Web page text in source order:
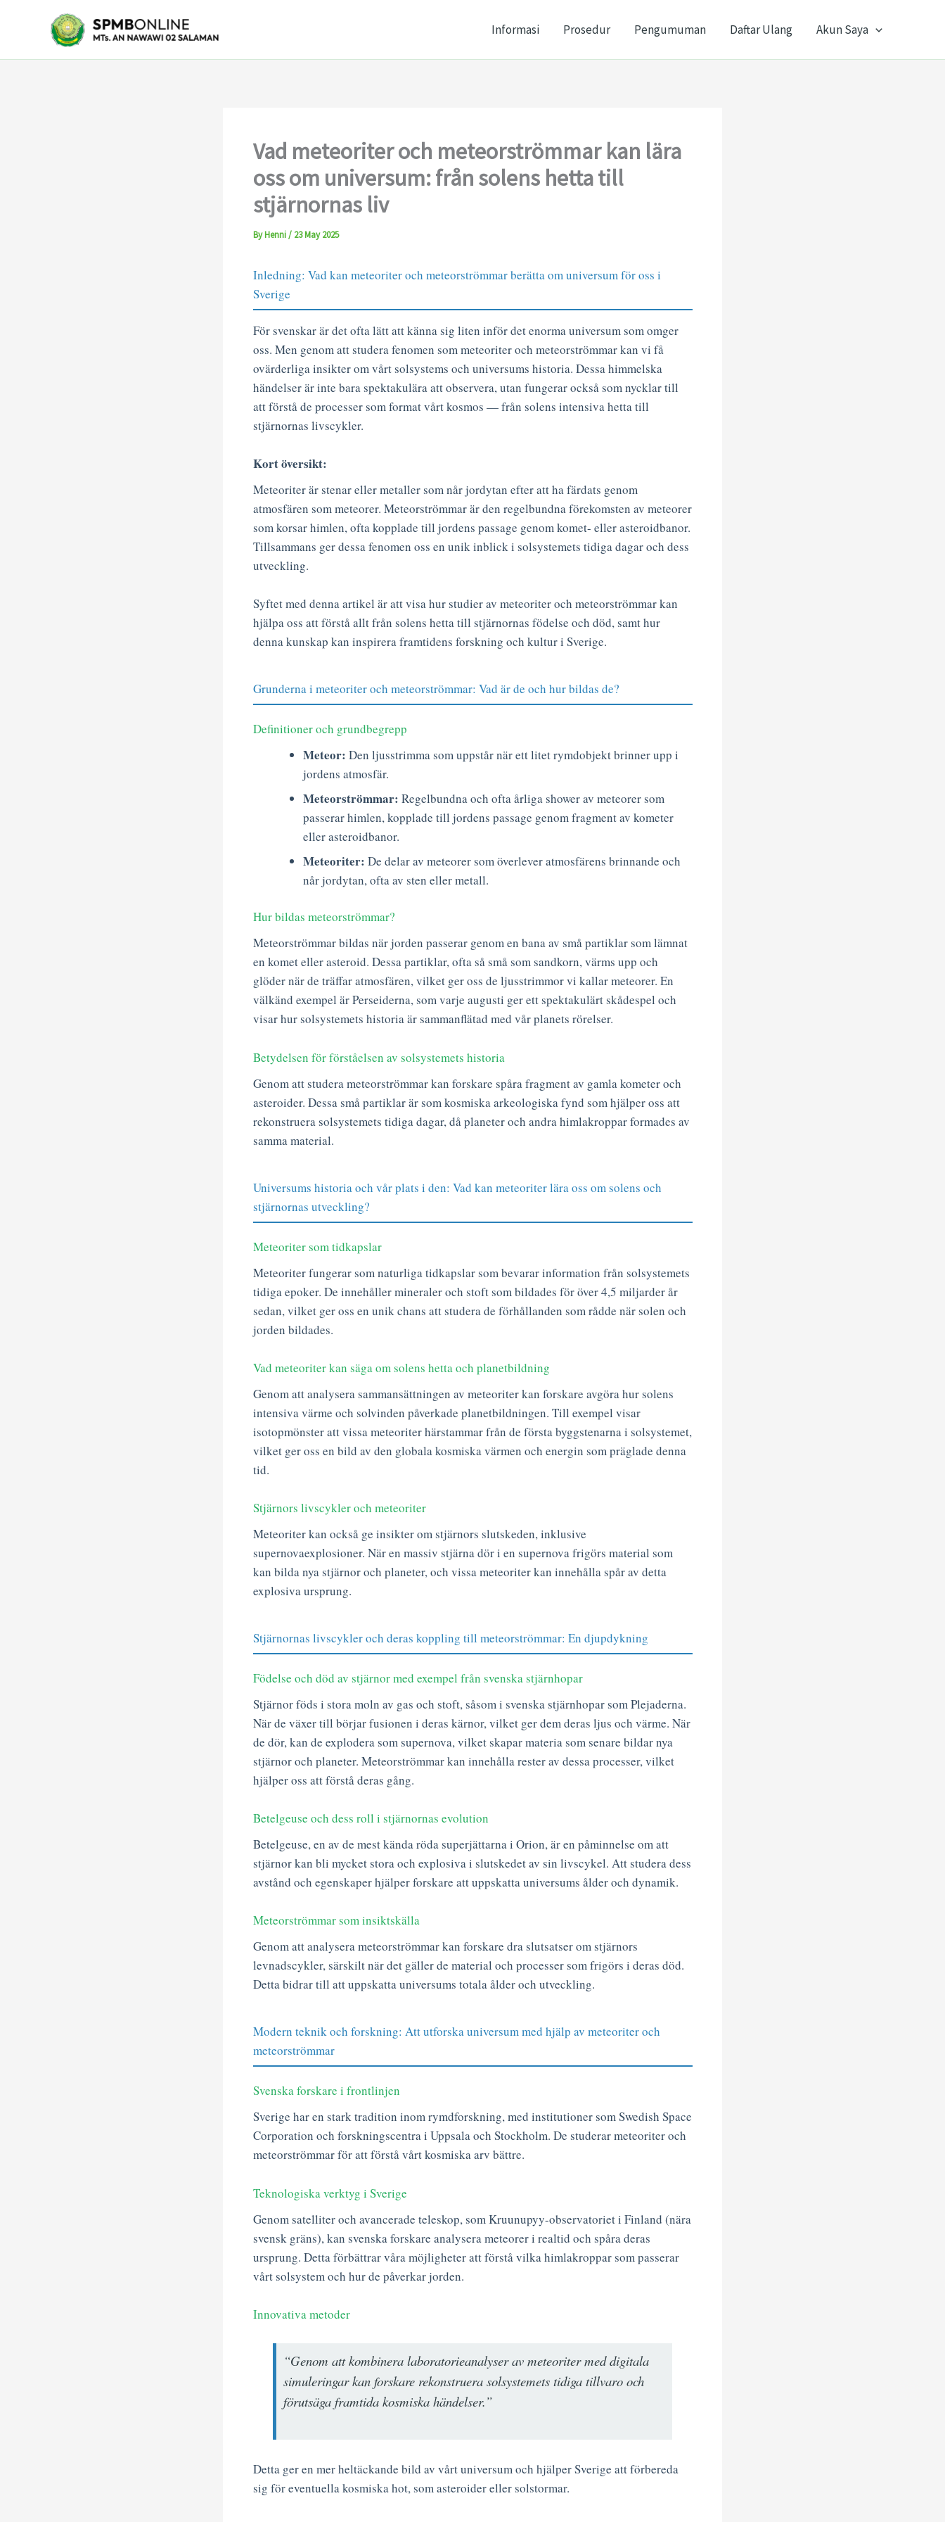
Informasi Prosedur Pengumuman Daftar Ulang Akun Saya
Vad meteoriter och meteorströmmar kan lära
oss om universum: från solens hetta till
stjärnornas liv
ByHenni/ 23 May 2025
Inledning: Vad kan meteoriter och meteorströmmar berätta om universum för oss i
Sverige
För svenskar är det ofta lätt att känna sig liten inför det enorma universum som omger
oss. Men genom att studera fenomen som meteoriter och meteorströmmar kan vi få
ovärderliga insikter om vårt solsystems och universums historia. Dessa himmelska
händelser är inte bara spektakulära att observera, utan fungerar också som nycklar till
att förstå de processer som format vårt kosmos — från solens intensiva hetta till
stjärnornas livscykler.
Kort översikt:
Meteoriter är stenar eller metaller som når jordytan efter att ha färdats genom
atmosfären som meteorer. Meteorströmmar är den regelbundna förekomsten av meteorer
som korsar himlen, ofta kopplade till jordens passage genom komet- eller asteroidbanor.
Tillsammans ger dessa fenomen oss en unik inblick i solsystemets tidiga dagar och dess
utveckling.
Syftet med denna artikel är att visa hur studier av meteoriter och meteorströmmar kan
hjälpa oss att förstå allt från solens hetta till stjärnornas födelse och död, samt hur
denna kunskap kan inspirera framtidens forskning och kultur i Sverige.
Grunderna i meteoriter och meteorströmmar: Vad är de och hur bildas de?
Definitioner och grundbegrepp
Meteor: Den ljusstrimma som uppstår när ett litet rymdobjekt brinner upp i
jordens atmosfär.
Meteorströmmar: Regelbundna och ofta årliga shower av meteorer som
passerar himlen, kopplade till jordens passage genom fragment av kometer
eller asteroidbanor.
Meteoriter: De delar av meteorer som överlever atmosfärens brinnande och
når jordytan, ofta av sten eller metall.
Hur bildas meteorströmmar?
Meteorströmmar bildas när jorden passerar genom en bana av små partiklar som lämnat
en komet eller asteroid. Dessa partiklar, ofta så små som sandkorn, värms upp och
glöder när de träffar atmosfären, vilket ger oss de ljusstrimmor vi kallar meteorer. En
välkänd exempel är Perseiderna, som varje augusti ger ett spektakulärt skådespel och
visar hur solsystemets historia är sammanflätad med vår planets rörelser.
Betydelsen för förståelsen av solsystemets historia
Genom att studera meteorströmmar kan forskare spåra fragment av gamla kometer och
asteroider. Dessa små partiklar är som kosmiska arkeologiska fynd som hjälper oss att
rekonstruera solsystemets tidiga dagar, då planeter och andra himlakroppar formades av
samma material.
Universums historia och vår plats i den: Vad kan meteoriter lära oss om solens och
stjärnornas utveckling?
Meteoriter som tidkapslar
Meteoriter fungerar som naturliga tidkapslar som bevarar information från solsystemets
tidiga epoker. De innehåller mineraler och stoft som bildades för över 4,5 miljarder år
sedan, vilket ger oss en unik chans att studera de förhållanden som rådde när solen och
jorden bildades.
Vad meteoriter kan säga om solens hetta och planetbildning
Genom att analysera sammansättningen av meteoriter kan forskare avgöra hur solens
intensiva värme och solvinden påverkade planetbildningen. Till exempel visar
isotopmönster att vissa meteoriter härstammar från de första byggstenarna i solsystemet,
vilket ger oss en bild av den globala kosmiska värmen och energin som präglade denna
tid.
Stjärnors livscykler och meteoriter
Meteoriter kan också ge insikter om stjärnors slutskeden, inklusive
supernovaexplosioner. När en massiv stjärna dör i en supernova frigörs material som
kan bilda nya stjärnor och planeter, och vissa meteoriter kan innehålla spår av detta
explosiva ursprung.
Stjärnornas livscykler och deras koppling till meteorströmmar: En djupdykning
Födelse och död av stjärnor med exempel från svenska stjärnhopar
Stjärnor föds i stora moln av gas och stoft, såsom i svenska stjärnhopar som Plejaderna.
När de växer till börjar fusionen i deras kärnor, vilket ger dem deras ljus och värme. När
de dör, kan de explodera som supernova, vilket skapar materia som senare bildar nya
stjärnor och planeter. Meteorströmmar kan innehålla rester av dessa processer, vilket
hjälper oss att förstå deras gång.
Betelgeuse och dess roll i stjärnornas evolution
Betelgeuse, en av de mest kända röda superjättarna i Orion, är en påminnelse om att
stjärnor kan bli mycket stora och explosiva i slutskedet av sin livscykel. Att studera dess
avstånd och egenskaper hjälper forskare att uppskatta universums ålder och dynamik.
Meteorströmmar som insiktskälla
Genom att analysera meteorströmmar kan forskare dra slutsatser om stjärnors
levnadscykler, särskilt när det gäller de material och processer som frigörs i deras död.
Detta bidrar till att uppskatta universums totala ålder och utveckling.
Modern teknik och forskning: Att utforska universum med hjälp av meteoriter och
meteorströmmar
Svenska forskare i frontlinjen
Sverige har en stark tradition inom rymdforskning, med institutioner som Swedish Space
Corporation och forskningscentra i Uppsala och Stockholm. De studerar meteoriter och
meteorströmmar för att förstå vårt kosmiska arv bättre.
Teknologiska verktyg i Sverige
Genom satelliter och avancerade teleskop, som Kruunupyy-observatoriet i Finland (nära
svensk gräns), kan svenska forskare analysera meteorer i realtid och spåra deras
ursprung. Detta förbättrar våra möjligheter att förstå vilka himlakroppar som passerar
vårt solsystem och hur de påverkar jorden.
Innovativa metoder
“Genom att kombinera laboratorieanalyser av meteoriter med digitala
simuleringar kan forskare rekonstruera solsystemets tidiga tillvaro och
förutsäga framtida kosmiska händelser.”
Detta ger en mer heltäckande bild av vårt universum och hjälper Sverige att förbereda
sig för eventuella kosmiska hot, som asteroider eller solstormar.